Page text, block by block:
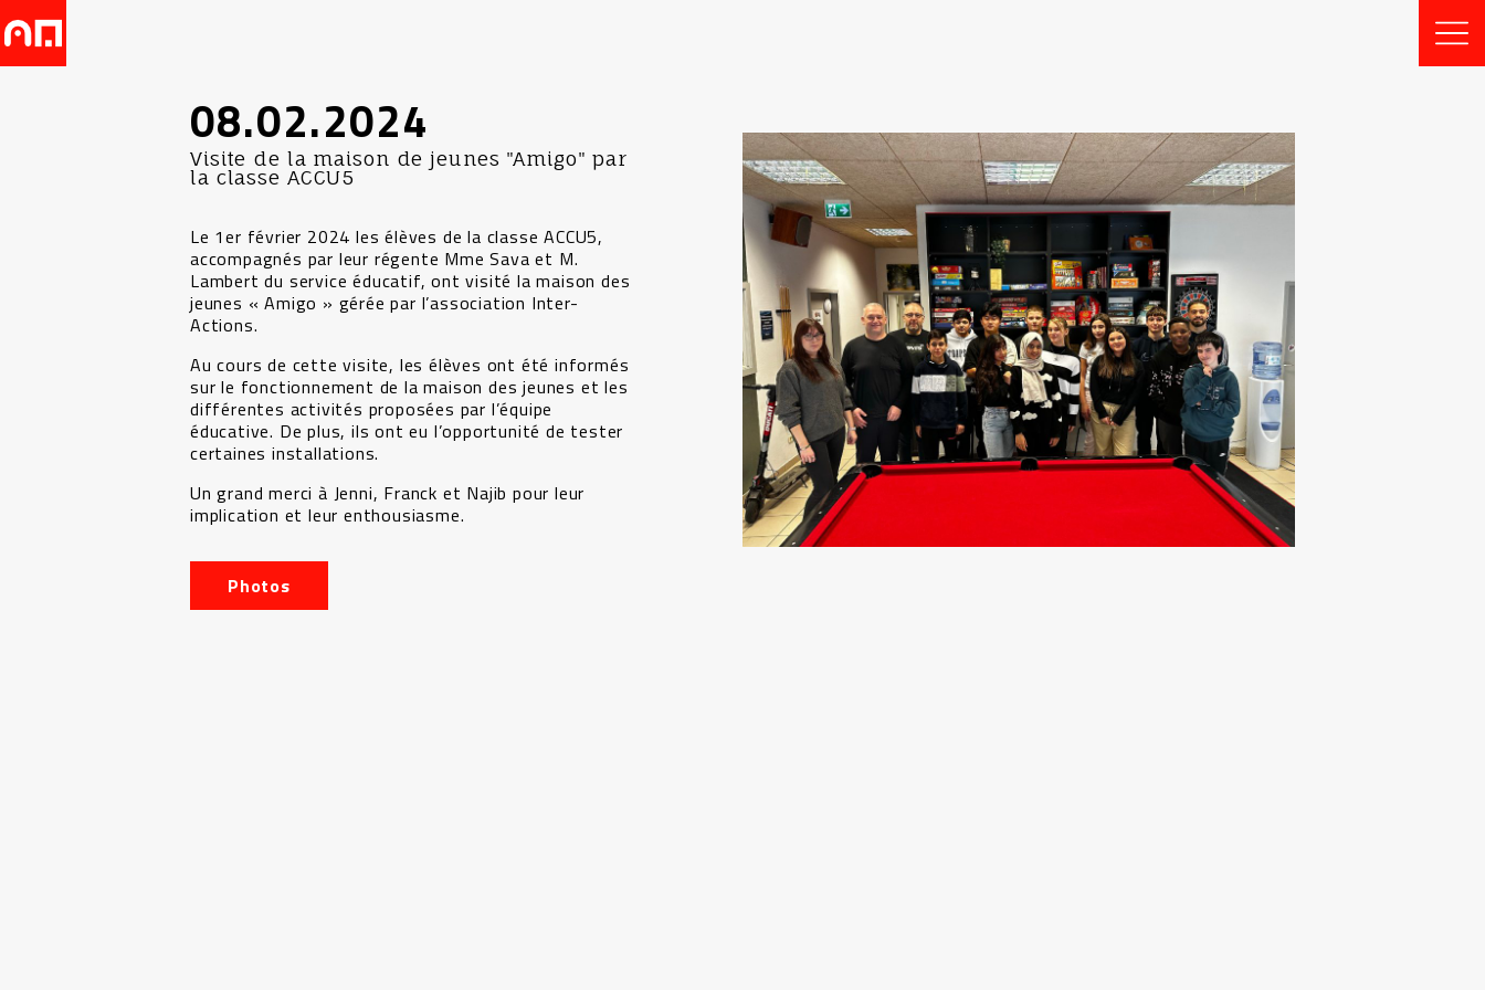
08.02.2024
Visite de la maison de jeunes "Amigo" par
la classe ACCU5
Le 1er février 2024 les élèves de la classe ACCU5,
accompagnés par leur régente Mme Sava et M.
Lambert du service éducatif, ont visité la maison des
jeunes « Amigo » gérée par l’association Inter-
Actions.
Au cours de cette visite, les élèves ont été informés
sur le fonctionnement de la maison des jeunes et les
différentes activités proposées par l’équipe
éducative. De plus, ils ont eu l’opportunité de tester
certaines installations.
Un grand merci à Jenni, Franck et Najib pour leur
implication et leur enthousiasme.
Photos